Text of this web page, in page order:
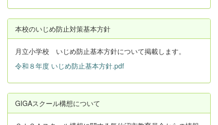
本校のいじめ防止対策基本方針
月立小学校 いじめ防止基本方針について掲載します。
令和８年度 いじめ防止基本方針.pdf
GIGAスクール構想について